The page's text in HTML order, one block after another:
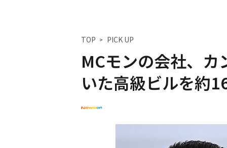
TOP PICK UP
MCモンの会社、
いた高級ビルを約